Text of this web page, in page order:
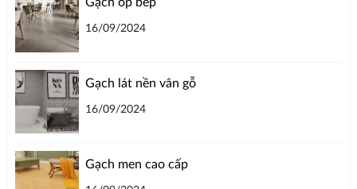
Gạch ốp bếp
16/09/2024
Gạch lát nền vân gỗ
16/09/2024
Gạch men cao cấp